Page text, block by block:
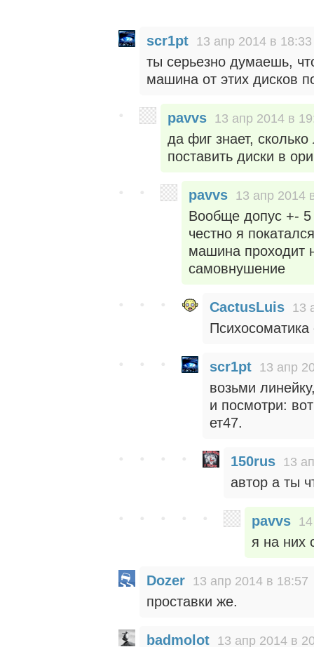
scr1pt 13 апр 2014 в 18:33
ты серьезно думаешь,
машина от этих дисков
pavvs 13 апр 2014 в
да фиг знает,
поставить диски в
pavvs 13 апр 2014
Вообще допус +-
честно я
машина проходит
самовнушение
CactusLuis 13
scr1pt 13 апр
возьми
и посмотри:
ет47.
150rus 13
автор а ты
pavvs
я на них
Dozer 13 апр 2014 в 18:57
проставки же.
badmolot 13 апр 2014 в